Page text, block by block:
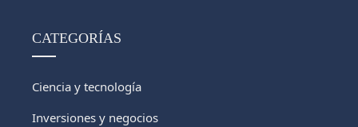
CATEGORÍAS
Ciencia y tecnología
Inversiones y negocios